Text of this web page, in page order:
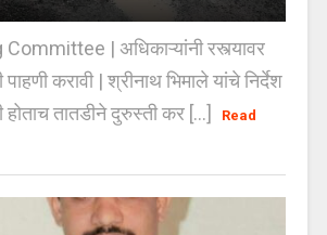
| अधिकाऱ्यांनी रस्त्यावर
करावी | श्रीनाथ भिमाले यांचे निर्देश
होताच तातडीने दुरुस्ती कर [...]
Read